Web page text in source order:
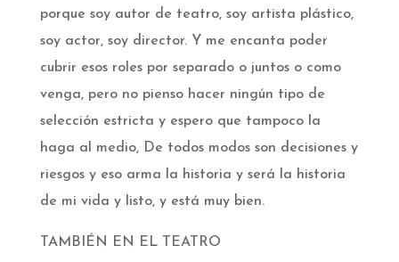
porque soy autor de teatro, soy artista plástico,
soy actor, soy director. Y me encanta poder
cubrir esos roles por separado o juntos o como
venga, pero no pienso hacer ningún tipo de
selección estricta y espero que tampoco la
haga al medio, De todos modos son decisiones y
riesgos y eso arma la historia y será la historia
de mi vida y listo, y está muy bien.
TAMBIÉN EN EL TEATRO